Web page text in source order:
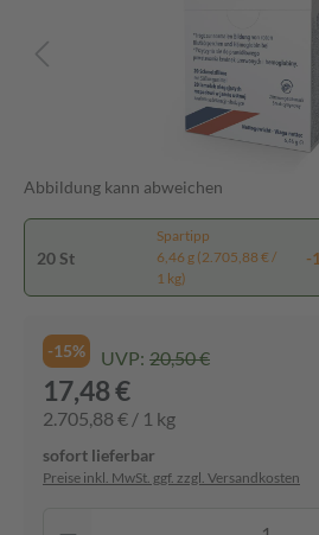
Abbildung kann abweichen
20 St
Spartipp
6,46 g (2.705,88 € /
1 kg)
-
-15% UVP: 20,50 €
17,48 €
2.705,88 € / 1 kg
sofort lieferbar
Preise inkl. MwSt. ggf. zzgl. Versandkosten